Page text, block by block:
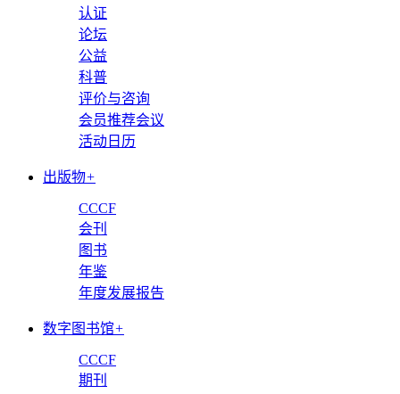
认证
论坛
公益
科普
评价与咨询
会员推荐会议
活动日历
出版物+
CCCF
会刊
图书
年鉴
年度发展报告
数字图书馆+
CCCF
期刊